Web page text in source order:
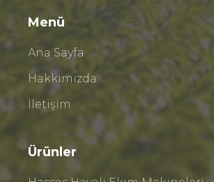
Menü
Ana Sayfa
Hakkımızda
İletişim
Ürünler